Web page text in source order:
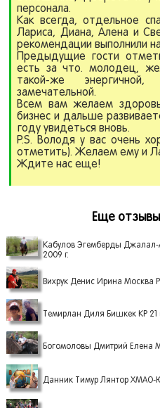
персонала.
Как всегда, отдельное
Лариса, Диана, Алена и
рекомендации выполнили
Предыдущие гости
есть за что. молодец,
такой-же
замечательной.
Всем вам желаем
бизнес и дальше
году увидеться вновь.
P.S. Володя у вас очень
отметить). Желаем ему и
Ждите нас еще!
Еще
Кабулов Эгемберды
2009 г.
Вихрук Денис Ирина Москва
Темирлан Диля Бишкек КР 21
Богомоловы Дмитрий Елена
Данник Тимур Лянтор ХМАО-